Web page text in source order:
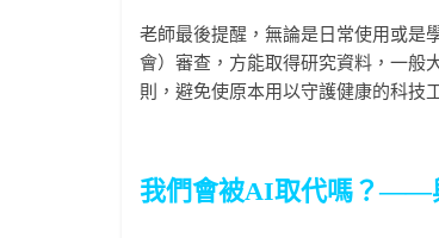
老師最後提醒，無論是日常使用或是
會）審查，方能取得研究資料，一般
則，避免使原本用以守護健康的科技
我們會被AI取代嗎？——